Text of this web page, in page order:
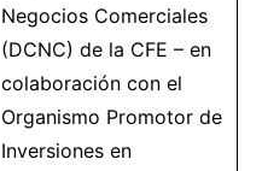
Negocios Comerciales
(DCNC) de la CFE – en
colaboración con el
Organismo Promotor de
Inversiones en